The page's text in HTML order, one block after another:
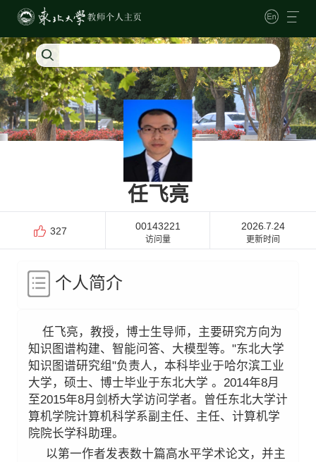
任飞亮
327 00143221
访问量
2026-7-24
更新时间
个人简介
任飞亮，教授，博士生导师，主要研究方向为
知识图谱构建、智能问答、大模型等。"东北大学
知识图谱研究组"负责人，本科毕业于哈尔滨工业
大学，硕士、博士毕业于东北大学 。2014年8月
至2015年8月剑桥大学访问学者。曾任东北大学计
算机学院计算机科学系副主任、主任、计算机学
院院长学科助理。
以第一作者发表数十篇高水平学术论文，并主